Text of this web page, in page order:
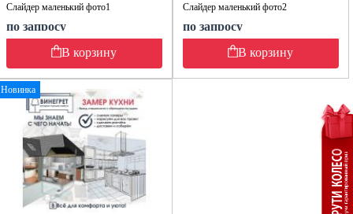
Слайдер маленький фото1
по запросу
В корзину
Слайдер маленький фото2
по запросу
В корзину
Новинка